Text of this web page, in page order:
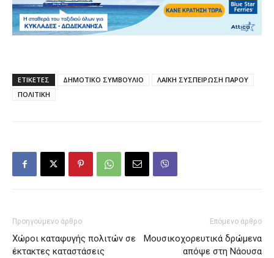
ΕΤΙΚΕΤΕΣ ΔΗΜΟΤΙΚΟ ΣΥΜΒΟΥΛΙΟ
ΛΑΪΚΗ ΣΥΣΠΕΙΡΩΣΗ ΠΑΡΟΥ
ΠΟΛΙΤΙΚΗ
Προηγούμενο άρθρο
Χώροι καταφυγής πολιτών σε
έκτακτες καταστάσεις
Επόμενο άρθρο
Μουσικοχορευτικά δρώμενα
απόψε στη Νάουσα